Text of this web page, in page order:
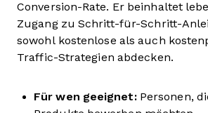
Conversion-Rate. Er beinhaltet
Zugang zu Schritt-für-Schritt-
sowohl kostenlose als auch
Traffic-Strategien abdecken.
Für wen geeignet:Personen,